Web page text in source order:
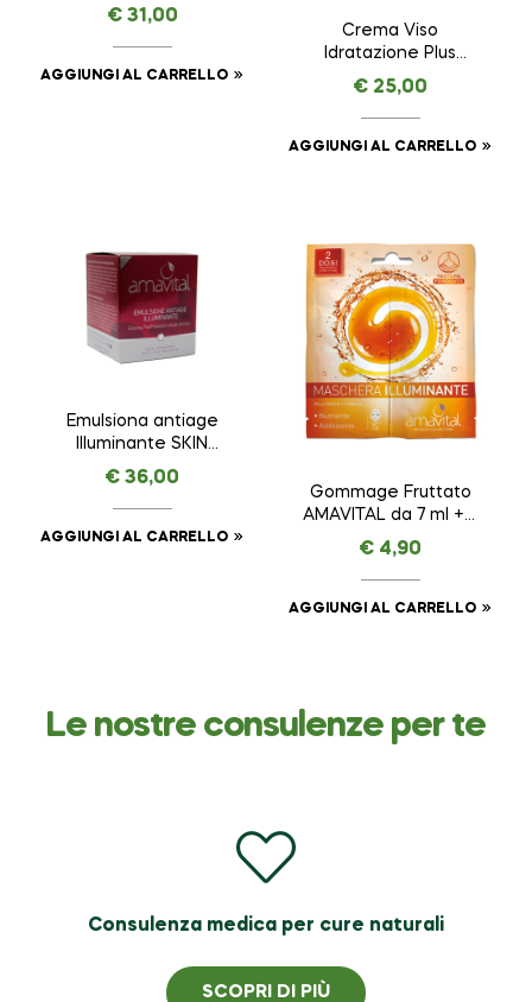
REMINDER ANTI AGE
PREMIUM – AMAVITAL
da 15 ml
€31,00
AGGIUNGI AL CARRELLO
Crema Viso
Idratazione Plus
ESSENTIAL –
AMAVITAL da 50 ml
€ 25,00
AGGIUNGI AL CARRELLO
Emulsiona antiage
Illuminante SKIN
REMINDER ANTI AGE
PREMIUM – AMAVITAL
da 50 ml
€ 36,00
AGGIUNGI AL CARRELLO
Gommage Fruttato
AMAVITAL da 7 ml + 7
ml
€ 4,90
AGGIUNGI AL CARRELLO
Le nostre consulenze per te
Consulenza medica per cure naturali
SCOPRI DI PIÙ